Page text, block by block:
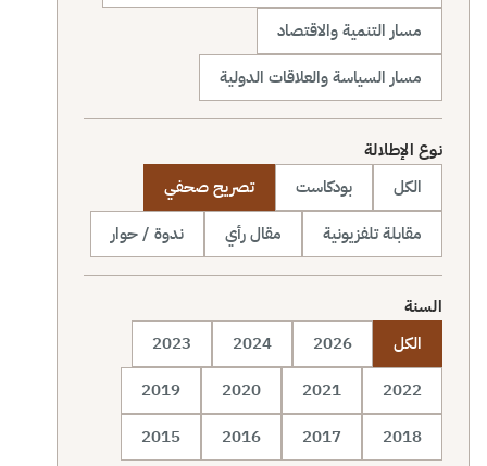
مسار التنمية والاقتصاد
مسار السياسة والعلاقات الدولية
نوع الإطلالة
الكل
بودكاست
تصريح صحفي
مقابلة تلفزيونية
مقال رأي ندوة / حوار
السنة
الكل
2026
2024
2023
2022
2021
2020
2019
2018
2017
2016
2015